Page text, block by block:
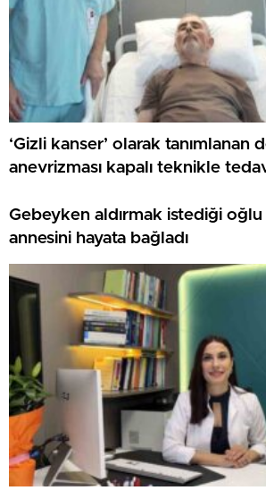
‘Gizli kanser’ olarak tanımlanan
anevrizması kapalı teknikle
Gebeyken aldırmak istediği
annesini hayata bağladı